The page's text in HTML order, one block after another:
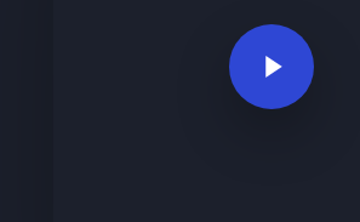
Play Video